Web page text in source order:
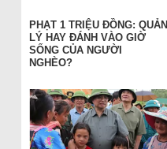
PHẠT 1 TRIỆU ĐỒNG: QUẢN
LÝ HAY ĐÁNH VÀO GIỜ
SỐNG CỦA NGƯỜI
NGHÈO?